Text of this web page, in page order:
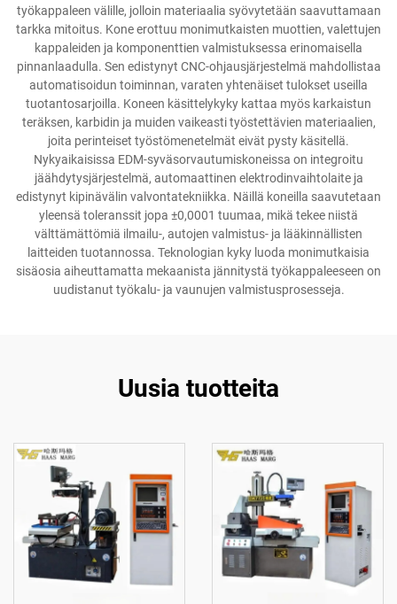
työkappaleen välille, jolloin materiaalia syövytetään saavuttamaan
tarkka mitoitus. Kone erottuu monimutkaisten muottien, valettujen
kappaleiden ja komponenttien valmistuksessa erinomaisella
pinnanlaadulla. Sen edistynyt CNC-ohjausjärjestelmä mahdollistaa
automatisoidun toiminnan, varaten yhtenäiset tulokset useilla
tuotantosarjoilla. Koneen käsittelykyky kattaa myös karkaistun
teräksen, karbidin ja muiden vaikeasti työstettävien materiaalien,
joita perinteiset työstömenetelmät eivät pysty käsitellä.
Nykyaikaisissa EDM-syväsorvautumiskoneissa on integroitu
jäähdytysjärjestelmä, automaattinen elektrodinvaihtolaite ja
edistynyt kipinävälin valvontatekniikka. Näillä koneilla saavutetaan
yleensä toleranssit jopa ±0,0001 tuumaa, mikä tekee niistä
välttämättömiä ilmailu-, autojen valmistus- ja lääkinnällisten
laitteiden tuotannossa. Teknologian kyky luoda monimutkaisia
sisäosia aiheuttamatta mekaanista jännitystä työkappaleeseen on
uudistanut työkalu- ja vaunujen valmistusprosesseja.
Uusia tuotteita